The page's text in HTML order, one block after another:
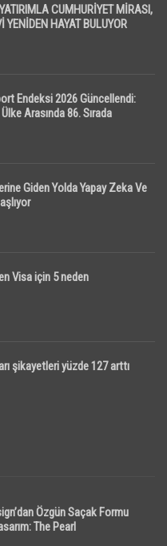
CUMHURİYET MİRASI,
YENİDEN HAYAT BULUYOR
Endeksi 2026 Güncellendi:
Arasında 86. Sırada
Giden Yolda Yapay Zeka Ve
Visa için 5 neden
şikayetleri yüzde 127 arttı
Özgün Saçak Formu
The Pearl